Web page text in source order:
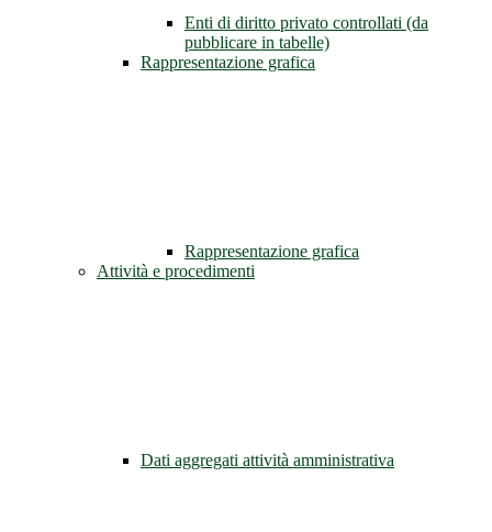
Enti di diritto privato controllati (da
pubblicare in tabelle)
Rappresentazione grafica
Rappresentazione grafica
Attività e procedimenti
Dati aggregati attività amministrativa